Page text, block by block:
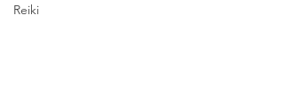
Reiki